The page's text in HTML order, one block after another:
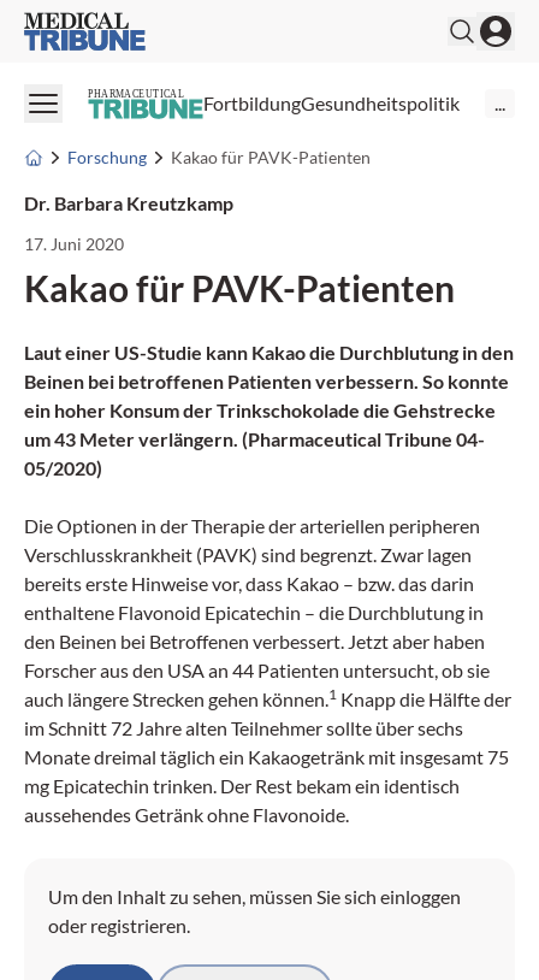
Medical Tribune
PHARMACEUTICAL FortbildungGesundheitspolitik ...
Forschung Kakao für PAVK-Patienten
Dr. Barbara Kreutzkamp
17. Juni 2020
Kakao für PAVK-Patienten
Laut einer US-Studie kann Kakao die Durchblutung in den
Beinen bei betroffenen Patienten verbessern. So konnte
ein hoher Konsum der Trinkschokolade die Gehstrecke
um 43 Meter verlängern. (Pharmaceutical Tribune 04-
05/2020)
Die Optionen in der Therapie der arteriellen peripheren
Verschlusskrankheit (PAVK) sind begrenzt. Zwar lagen
bereits erste Hinweise vor, dass Kakao – bzw. das darin
enthaltene Flavonoid Epicatechin – die Durchblutung in
den Beinen bei Betroffenen verbessert. Jetzt aber haben
Forscher aus den USA an 44 Patienten untersucht, ob sie
auch längere Strecken gehen können. 1 Knapp die Hälfte der
im Schnitt 72 Jahre alten Teilnehmer sollte über sechs
Monate dreimal täglich ein Kakaogetränk mit insgesamt 75
mg Epicatechin trinken. Der Rest bekam ein identisch
aussehendes Getränk ohne Flavonoide.
Um den Inhalt zu sehen, müssen Sie sich einloggen
oder registrieren.